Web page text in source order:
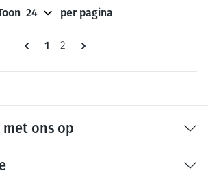
Pagina's
U lees momenteel pagina
1 Pagina
2
per pagina
ons op